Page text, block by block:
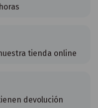
tienda online
devolución